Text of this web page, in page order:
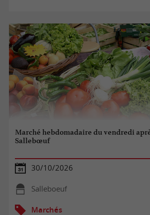
Marché hebdomadaire du vendredi
Sallebœuf
30/10/2026
Salleboeuf
Marchés